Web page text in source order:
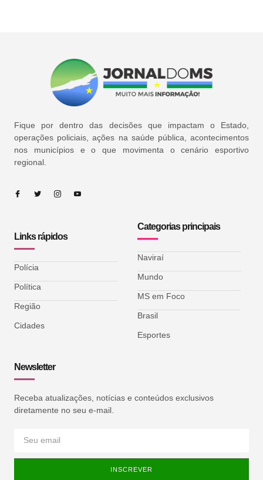
Fique por dentro das decisões que impactam o Estado,
operações policiais, ações na saúde pública, acontecimentos
nos municípios e o que movimenta o cenário esportivo
regional.
Links rápidos
Polícia
Política
Região
Cidades
Categorias principais
Naviraí
Mundo
MS em Foco
Brasil
Esportes
Newsletter
Receba atualizações, notícias e conteúdos exclusivos
diretamente no seu e-mail.
INSCREVER